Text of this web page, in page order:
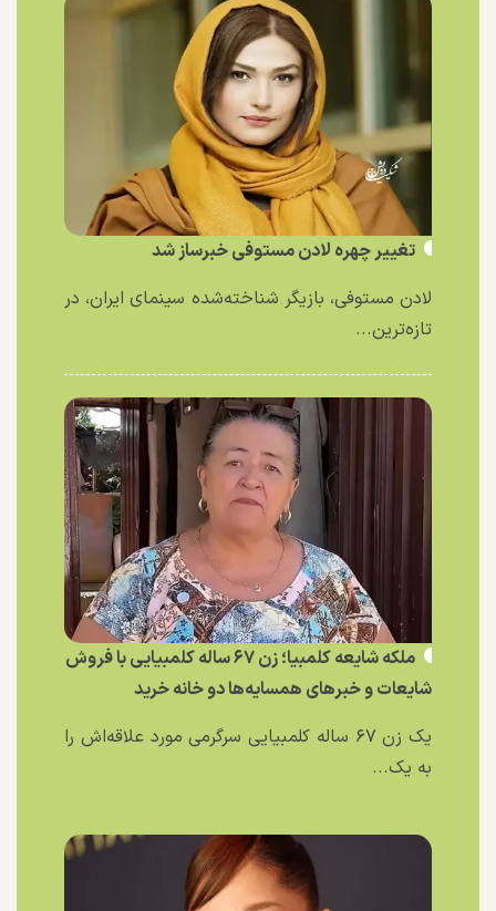
تغییر چهره لادن مستوفی خبرساز شد
لادن مستوفی، بازیگر شناخته‌شده سینمای ایران، در
تازه‌ترین...
ملکه شایعه کلمبیا؛ زن ۶۷ ساله کلمبیایی با فروش
شایعات و خبر‌های همسایه‌ها دو خانه خرید
یک زن ۶۷ ساله کلمبیایی سرگرمی مورد علاقه‌اش را
به یک...